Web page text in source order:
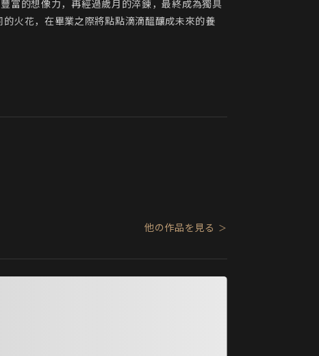
富的想像力，再經過歲月的淬鍊，最終成為獨具
火花，在畢業之際將點點滴滴醞釀成未來的養
他の作品を見る